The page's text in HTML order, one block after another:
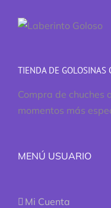
TIENDA DE GOLOSINAS
Compra de chuches
momentos más
MENÚ USUARIO
Mi Cuenta